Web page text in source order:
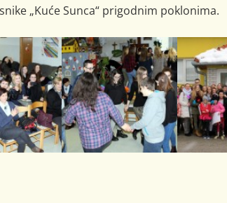
„Kuće Sunca“ prigodnim poklonima.